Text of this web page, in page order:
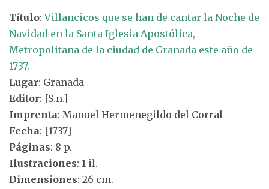
Título:Villancicos que se han de cantar la Noche de
Navidad en la Santa Iglesia Apostólica,
Metropolitana de la ciudad de Granada este año de
1737.
Lugar: Granada
Editor: [S.n.]
Imprenta: Manuel Hermenegildo del Corral
Fecha: [1737]
Páginas: 8 p.
Ilustraciones: 1 il.
Dimensiones: 26 cm.